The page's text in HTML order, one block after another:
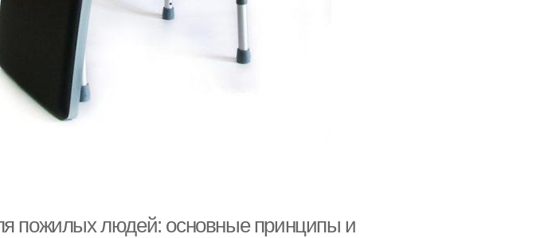
пожилых людей: основные принципы и